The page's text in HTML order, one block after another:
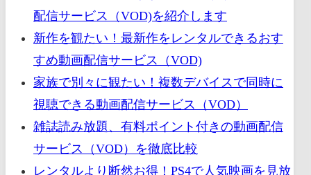
配信サービス（VOD)を紹介します
新作を観たい！最新作をレンタルできるおす
すめ動画配信サービス（VOD)
家族で別々に観たい！複数デバイスで同時に
視聴できる動画配信サービス（VOD）
雑誌読み放題、有料ポイント付きの動画配信
サービス（VOD）を徹底比較
レンタルより断然お得！PS4で人気映画を見放